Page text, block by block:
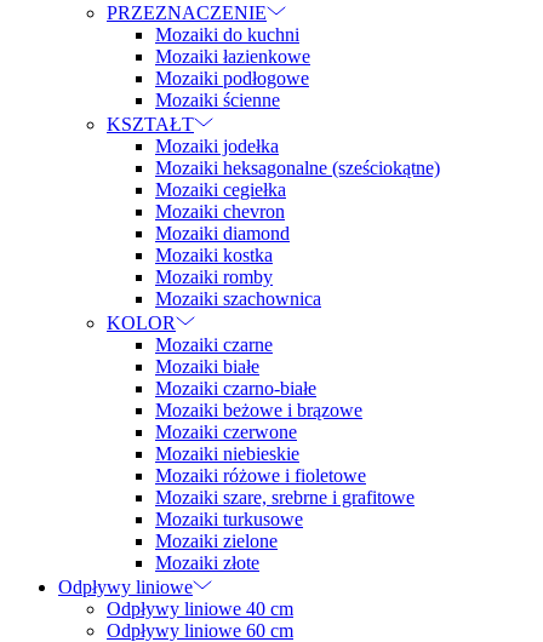
PRZEZNACZENIE
Mozaiki do kuchni
Mozaiki łazienkowe
Mozaiki podłogowe
Mozaiki ścienne
KSZTAŁT
Mozaiki jodełka
Mozaiki heksagonalne (sześciokątne)
Mozaiki cegiełka
Mozaiki chevron
Mozaiki diamond
Mozaiki kostka
Mozaiki romby
Mozaiki szachownica
KOLOR
Mozaiki czarne
Mozaiki białe
Mozaiki czarno-białe
Mozaiki beżowe i brązowe
Mozaiki czerwone
Mozaiki niebieskie
Mozaiki różowe i fioletowe
Mozaiki szare, srebrne i grafitowe
Mozaiki turkusowe
Mozaiki zielone
Mozaiki złote
Odpływy liniowe
Odpływy liniowe 40 cm
Odpływy liniowe 60 cm